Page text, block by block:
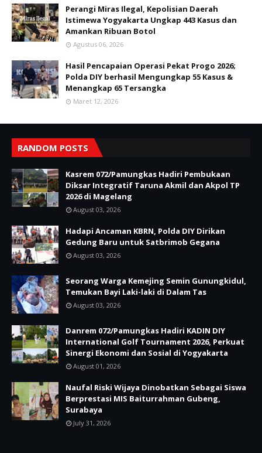
Perangi Miras Ilegal, Kepolisian Daerah
Istimewa Yogyakarta Ungkap 443 Kasus dan
Amankan Ribuan Botol
Agustus 06, 2026
Hasil Pencapaian Operasi Pekat Progo 2026;
Polda DIY berhasil Mengungkap 55 Kasus &
Menangkap 65 Tersangka
Maret 12, 2026
RANDOM POSTS
Kasrem 072/Pamungkas Hadiri Pembukaan
Diksar Integratif Taruna Akmil dan Akpol TP
2026 di Magelang
August 03, 2026
Hadapi Ancaman KBRN, Polda DIY Dirikan
Gedung Baru untuk Satbrimob Gegana
August 03, 2026
Seorang Warga Kemejing Semin Gunungkidul,
Temukan Bayi Laki-laki di Dalam Tas
August 03, 2026
Danrem 072/Pamungkas Hadiri KADIN DIY
International Golf Tournament 2026, Perkuat
Sinergi Ekonomi dan Sosial di Yogyakarta
August 01, 2026
Naufal Riski Wijaya Dinobatkan Sebagai Siswa
Berprestasi MIS Baiturrahman Gubeng,
Surabaya
July 31, 2026